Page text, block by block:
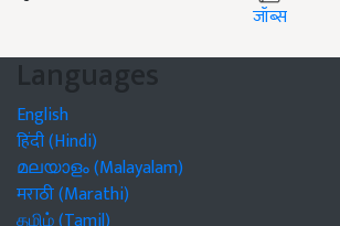
जॉब्स
Languages
English
हिंदी (Hindi)
മലയാളം (Malayalam)
मराठी (Marathi)